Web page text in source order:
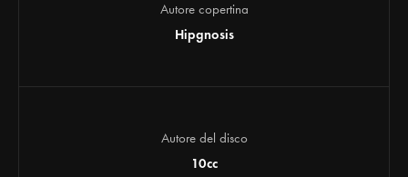
Autore copertina
Hipgnosis
Autore del disco
10cc